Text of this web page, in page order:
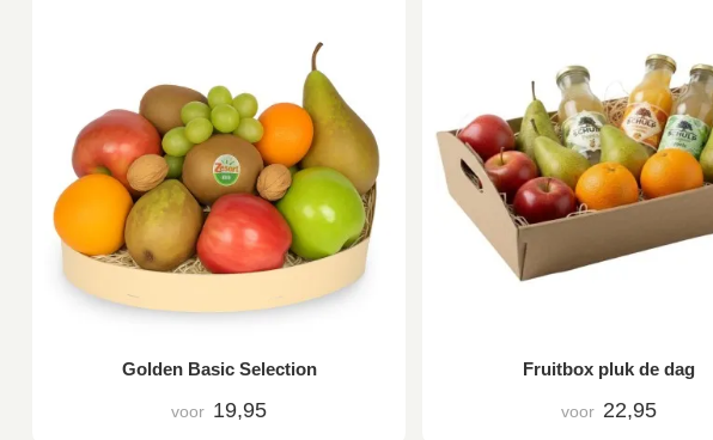
Golden Basic Selection
voor 19,95
Fruitbox pluk de dag
voor 22,95